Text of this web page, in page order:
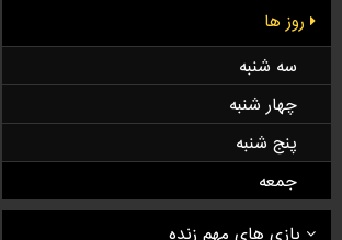
روز ها
سه شنبه
چهار شنبه
پنج شنبه
جمعه